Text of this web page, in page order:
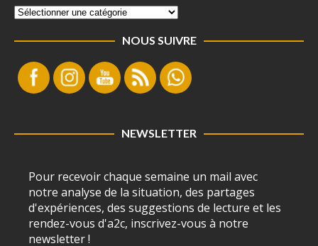
NOUS SUIVRE
NEWSLETTER
Pour recevoir chaque semaine un mail avec
notre analyse de la situation, des partages
d'expériences, des suggestions de lecture et les
rendez-vous d'a2c, inscrivez-vous à notre
newsletter !